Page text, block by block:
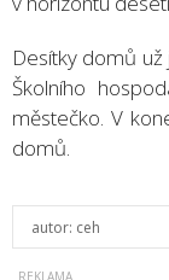
Desítky domů už
Školního
městečko. V
domů.
autor: ceh